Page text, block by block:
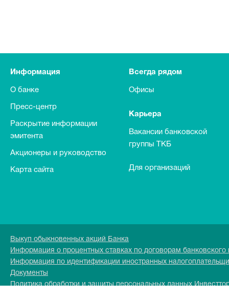
Информация
О банке
Пресс-центр
Раскрытие информации
эмитента
Акционеры и руководство
Карта сайта
Всегда рядом
Офисы
Карьера
Вакансии банковской
группы ТКБ
Для организаций
Выкуп обыкновенных акций Банка
Информация о процентных ставках по договорам
Информация по идентификации иностранных
Документы
Политика обработки и защиты персональных данных